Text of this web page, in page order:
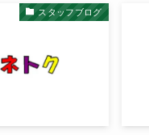
スタッフブログ